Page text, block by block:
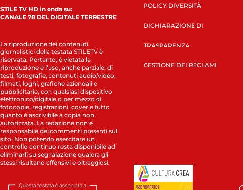
STILE TV HD in onda su:
CANALE 78 DEL DIGITALE TERRESTRE
La riproduzione dei contenuti
giornalistici della testata STILETV è
riservata. Pertanto, è vietata la
riproduzione e l’uso, anche parziale, di
testi, fotografie, contenuti audio/video,
filmati, loghi, grafiche aziendali e
pubblicitarie, con qualsiasi dispositivo
elettronico/digitale o per mezzo di
fotocopie, registrazioni, cover e tutto
quanto è ascrivibile a copia non
autorizzata. La redazione non è
responsabile dei commenti presenti sul
sito. Non potendo esercitare un
controllo continuo resta disponibile ad
eliminarli su segnalazione qualora gli
stessi risultano offensivi e oltraggiosi.
POLICY DIVERSITÀ
DICHIARAZIONE DI
TRASPARENZA
GESTIONE DEI RECLAMI